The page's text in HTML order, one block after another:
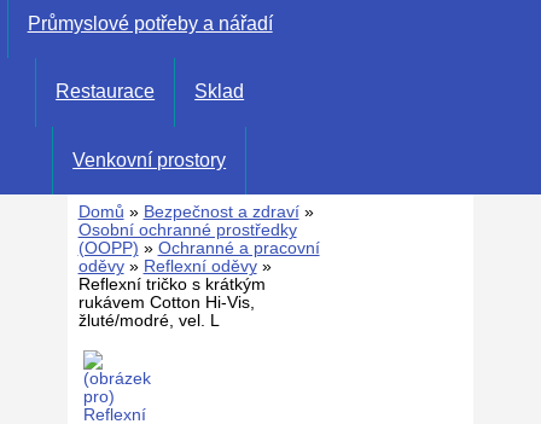
Průmyslové potřeby a nářadí
Restaurace Sklad
Venkovní prostory
Domů » Bezpečnost a zdraví»
Osobní ochranné prostředky
(OOPP) » Ochranné a pracovní
oděvy» Reflexní oděvy»
Reflexní tričko s krátkým
rukávem Cotton Hi-Vis,
žluté/modré, vel. L